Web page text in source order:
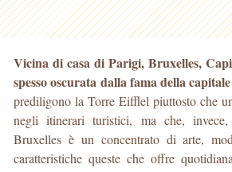
Vicina di casa di Parigi, Bruxelles,
spesso oscurata dalla fama della
prediligono la Torre Eifflel piuttosto che
negli itinerari turistici, ma che,
Bruxelles è un concentrato di arte,
caratteristiche queste che offre